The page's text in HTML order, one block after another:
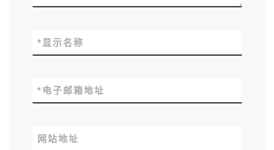
显示名称
*
电子邮箱地址
*
网站地址